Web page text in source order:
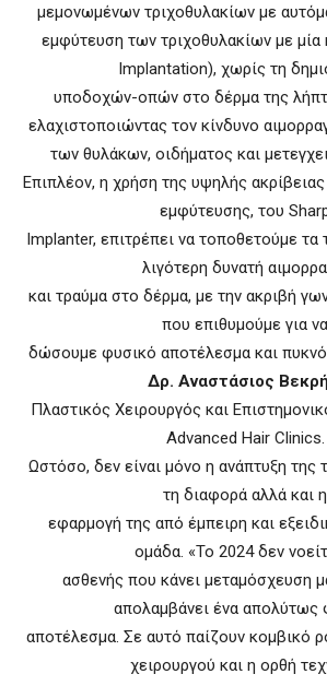
μεμονωμένων τριχοθυλακίων με
εμφύτευση των τριχοθυλακίων με μία
Implantation), χωρίς τη
υποδοχών-οπών στο δέρμα της
ελαχιστοποιώντας τον κίνδυνο
των θυλάκων, οιδήματος και
Επιπλέον, η χρήση της υψηλής
εμφύτευσης, του
Implanter, επιτρέπει να τοποθετούμε τα
λιγότερη δυνατή
και τραύμα στο δέρμα, με την ακριβή
που επιθυμούμε για να
δώσουμε φυσικό αποτέλεσμα και
Δρ. Αναστάσιος
Πλαστικός Χειρουργός και
Advanced Hair Clinics.
Ωστόσο, δεν είναι μόνο η ανάπτυξη της
τη διαφορά αλλά και η
εφαρμογή της από έμπειρη και
ομάδα. «Το 2024 δεν
ασθενής που κάνει μεταμόσχευση
απολαμβάνει ένα απολύτως
αποτέλεσμα. Σε αυτό παίζουν κομβικό
χειρουργού και η ορθή